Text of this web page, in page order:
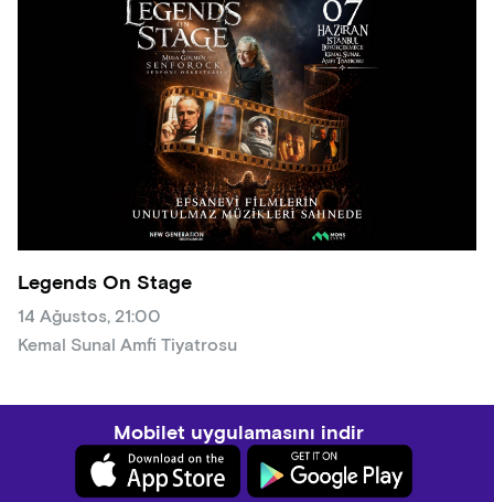
Legends On Stage
14 Ağustos, 21:00
Kemal Sunal Amfi Tiyatrosu
Mobilet uygulamasını indir